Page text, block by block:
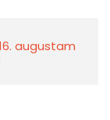
augustam